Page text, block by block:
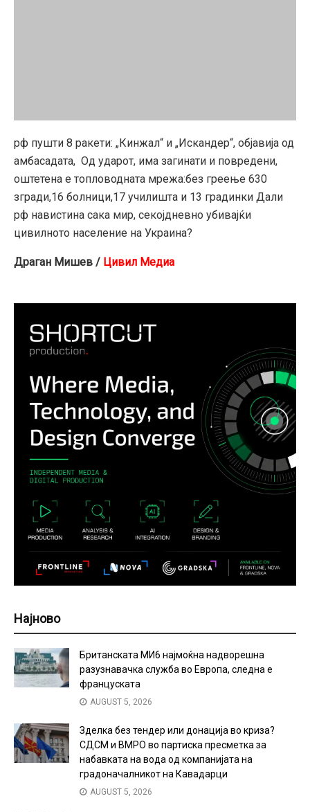
рф пушти 8 ракети: „Кинжал“ и „Искандер“, објавија од
амбасадата, Од ударот, има загинати и повредени,
оштетена е топловодната мрежа:без греење 630
згради,16 болници,17 училишта и 13 градинки Дали
рф навистина сака мир, секојдневно убивајќи
цивилното население на Украина?
Драган Мишев / Цивил Медиа
Најново
Британската МИ6 најмоќна надворешна
разузнавачка служба во Европа, следна е
француската
AUGUST 5, 2026
Зделка без тендер или донација во криза?
СДСМ и ВМРО во партиска пресметка за
набавката на вода од компанијата на
градоначалникот на Кавадарци
AUGUST 5, 2026